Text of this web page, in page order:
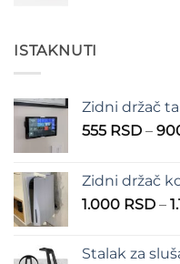
ISTAKNUTI
Zidni držač
555 RSD –
Zidni držač
1.000 RSD –
Stalak za